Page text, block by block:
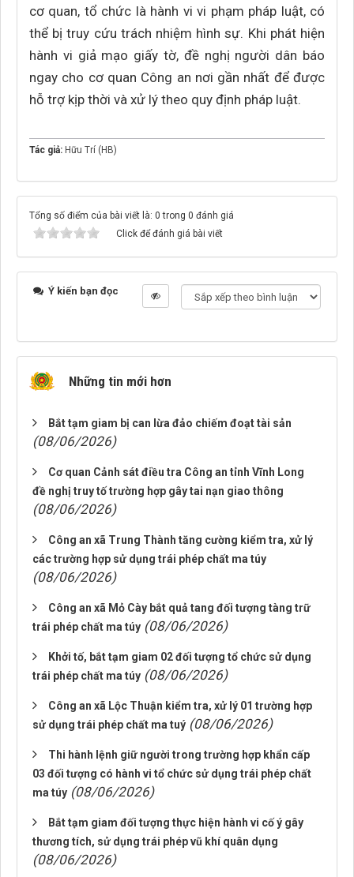
cơ quan, tổ chức là hành vi vi phạm pháp luật, có
thể bị truy cứu trách nhiệm hình sự. Khi phát hiện
hành vi giả mạo giấy tờ, đề nghị người dân báo
ngay cho cơ quan Công an nơi gần nhất để được
hỗ trợ kịp thời và xử lý theo quy định pháp luật.
Tác giả: Hữu Trí (HB)
Tổng số điểm của bài viết là: 0 trong 0 đánh giá
Click để đánh giá bài viết
Ý kiến bạn đọc
Những tin mới hơn
Bắt tạm giam bị can lừa đảo chiếm đoạt tài sản
(08/06/2026)
Cơ quan Cảnh sát điều tra Công an tỉnh Vĩnh Long
đề nghị truy tố trường hợp gây tai nạn giao thông
(08/06/2026)
Công an xã Trung Thành tăng cường kiểm tra, xử lý
các trường hợp sử dụng trái phép chất ma túy
(08/06/2026)
Công an xã Mỏ Cày bắt quả tang đối tượng tàng trữ
trái phép chất ma túy (08/06/2026)
Khởi tố, bắt tạm giam 02 đối tượng tổ chức sử dụng
trái phép chất ma túy (08/06/2026)
Công an xã Lộc Thuận kiểm tra, xử lý 01 trường hợp
sử dụng trái phép chất ma tuý (08/06/2026)
Thi hành lệnh giữ người trong trường hợp khẩn cấp
03 đối tượng có hành vi tổ chức sử dụng trái phép chất
ma túy (08/06/2026)
Bắt tạm giam đối tượng thực hiện hành vi cố ý gây
thương tích, sử dụng trái phép vũ khí quân dụng
(08/06/2026)